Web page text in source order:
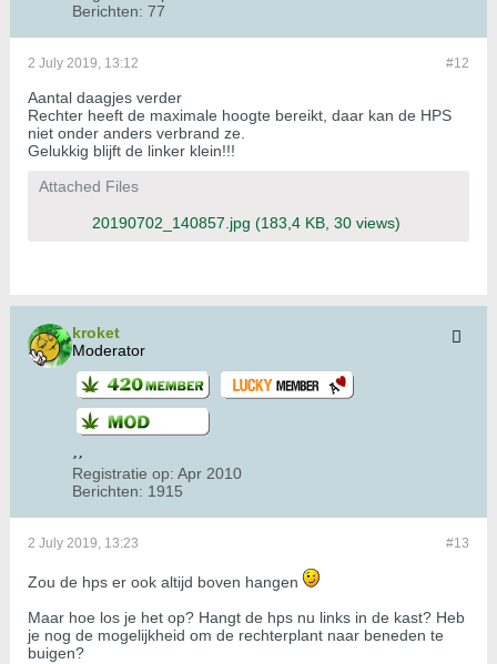
Berichten: 77
#12
2 July 2019, 13:12
Aantal daagjes verder
Rechter heeft de maximale hoogte bereikt, daar kan de HPS
niet onder anders verbrand ze.
Gelukkig blijft de linker klein!!!
Attached Files
20190702_140857.jpg (183,4 KB, 30 views)
kroket
Moderator
Registratie op: Apr 2010
Berichten: 1915
#13
2 July 2019, 13:23
Zou de hps er ook altijd boven hangen
Maar hoe los je het op? Hangt de hps nu links in de kast? Heb
je nog de mogelijkheid om de rechterplant naar beneden te
buigen?